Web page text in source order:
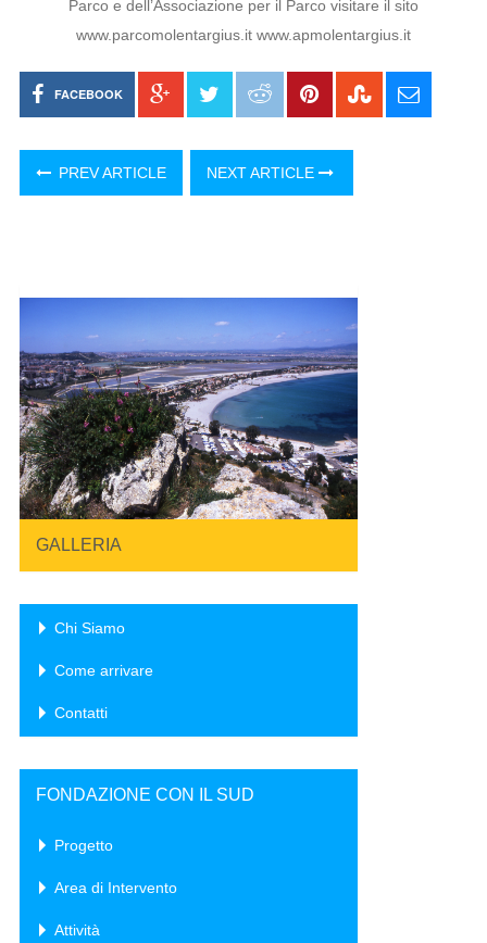
Parco e dell’Associazione per il Parco visitare il sito
www.parcomolentargius.it www.apmolentargius.it
FACEBOOK
PREV ARTICLE NEXT ARTICLE
GALLERIA
Chi Siamo
Come arrivare
Contatti
FONDAZIONE CON IL SUD
Progetto
Area di Intervento
Attività